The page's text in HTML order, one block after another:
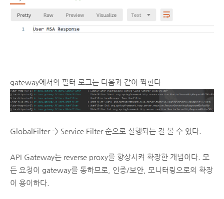
gateway에서의 필터 로그는 다음과 같이 찍힌다
GlobalFilter -> Service Filter 순으로 실행되는 걸 볼 수 있다.
API Gateway는 reverse proxy를 향상시켜 확장한 개념이다. 모
든 요청이 gateway를 통하므로, 인증/보안, 모니터링으로의 확장
이 용이하다.